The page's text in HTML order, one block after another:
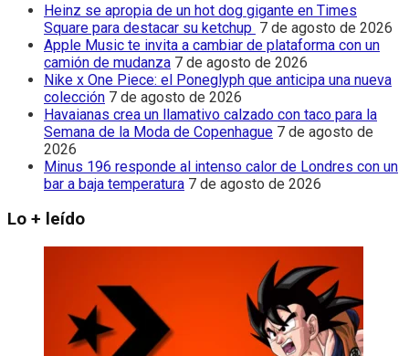
Heinz se apropia de un hot dog gigante en Times
Square para destacar su ketchup 7 de agosto de 2026
Apple Music te invita a cambiar de plataforma con un
camión de mudanza 7 de agosto de 2026
Nike x One Piece: el Poneglyph que anticipa una nueva
colección 7 de agosto de 2026
Havaianas crea un llamativo calzado con taco para la
Semana de la Moda de Copenhague 7 de agosto de
2026
Minus 196 responde al intenso calor de Londres con un
bar a baja temperatura 7 de agosto de 2026
Lo + leído